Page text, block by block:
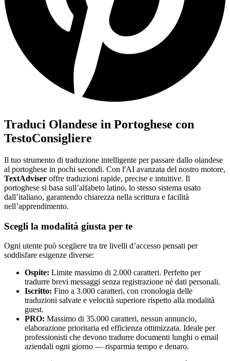
Traduci Olandese in Portoghese con
TestoConsigliere
Il tuo strumento di traduzione intelligente per passare dallo olandese
al portoghese in pochi secondi. Con l'AI avanzata del nostro motore,
TextAdviser offre traduzioni rapide, precise e intuitive. Il
portoghese si basa sull’alfabeto latino, lo stesso sistema usato
dall’italiano, garantendo chiarezza nella scrittura e facilità
nell’apprendimento.
Scegli la modalità giusta per te
Ogni utente può scegliere tra tre livelli d’accesso pensati per
soddisfare esigenze diverse:
Ospite: Limite massimo di 2.000 caratteri. Perfetto per
tradurre brevi messaggi senza registrazione né dati personali.
Iscritto: Fino a 3.000 caratteri, con cronologia delle
traduzioni salvate e velocità superiore rispetto alla modalità
guest.
PRO: Massimo di 35.000 caratteri, nessun annuncio,
elaborazione prioritaria ed efficienza ottimizzata. Ideale per
professionisti che devono tradurre documenti lunghi o email
aziendali ogni giorno — risparmia tempo e denaro.